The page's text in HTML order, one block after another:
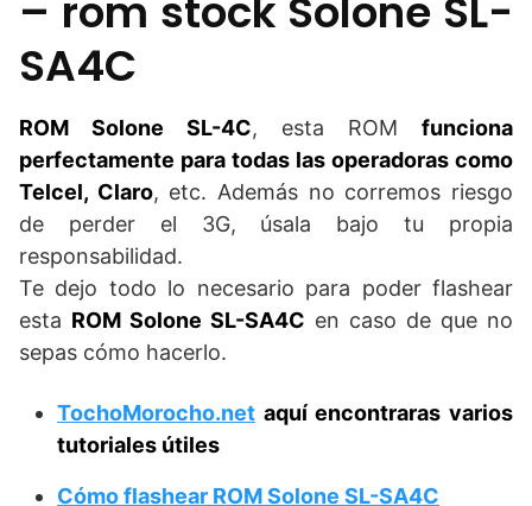
– rom stock Solone SL-
SA4C
ROM Solone SL-4C, esta ROM funciona
perfectamente para todas las operadoras como
Telcel, Claro, etc. Además no corremos riesgo
de perder el 3G, úsala bajo tu propia
responsabilidad.
Te dejo todo lo necesario para poder flashear
esta ROM Solone SL-SA4C en caso de que no
sepas cómo hacerlo.
TochoMorocho.net aquí encontraras varios
tutoriales útiles
Cómo flashear ROM Solone SL-SA4C